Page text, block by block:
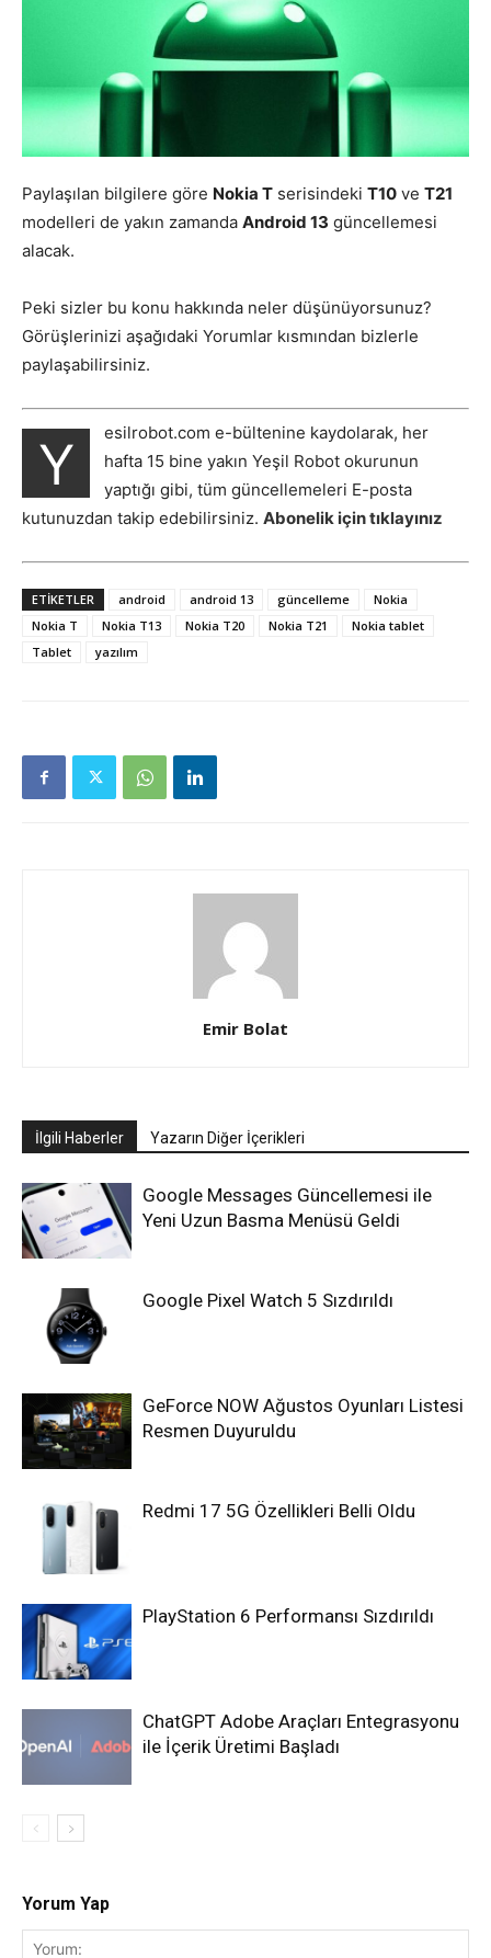
Paylaşılan bilgilere göre Nokia T serisindeki T10 ve T21
modelleri de yakın zamanda Android 13 güncellemesi
alacak.
Peki sizler bu konu hakkında neler düşünüyorsunuz?
Görüşlerinizi aşağıdaki Yorumlar kısmından bizlerle
paylaşabilirsiniz.
Y
esilrobot.com e-bültenine kaydolarak, her
hafta 15 bine yakın Yeşil Robot okurunun
yaptığı gibi, tüm güncellemeleri E-posta
kutunuzdan takip edebilirsiniz. Abonelik için tıklayınız
ETIKETLER android android 13 güncelleme
Nokia
Nokia T
Nokia T13 Nokia T20 Nokia T21
Nokia tablet
Tablet
yazılım
Emir Bolat
İlgili Haberler Yazarın Diğer İçerikleri
Google Messages Güncellemesi ile
Yeni Uzun Basma Menüsü Geldi
Google Pixel Watch 5 Sızdırıldı
GeForce NOW Ağustos Oyunları Listesi
Resmen Duyuruldu
Redmi 17 5G Özellikleri Belli Oldu
PlayStation 6 Performansı Sızdırıldı
ChatGPT Adobe Araçları Entegrasyonu
ile İçerik Üretimi Başladı
Yorum Yap